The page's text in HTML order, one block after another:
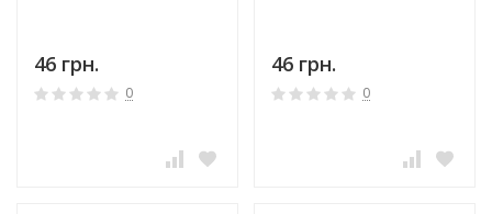
46 грн.
0
46 грн.
0